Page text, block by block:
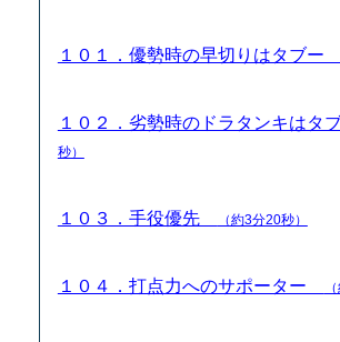
１０１．優勢時の早切りはタブー
１０２．劣勢時のドラタンキはタ
秒）
１０３．手役優先 （約3分20秒）
１０４．打点力へのサポーター